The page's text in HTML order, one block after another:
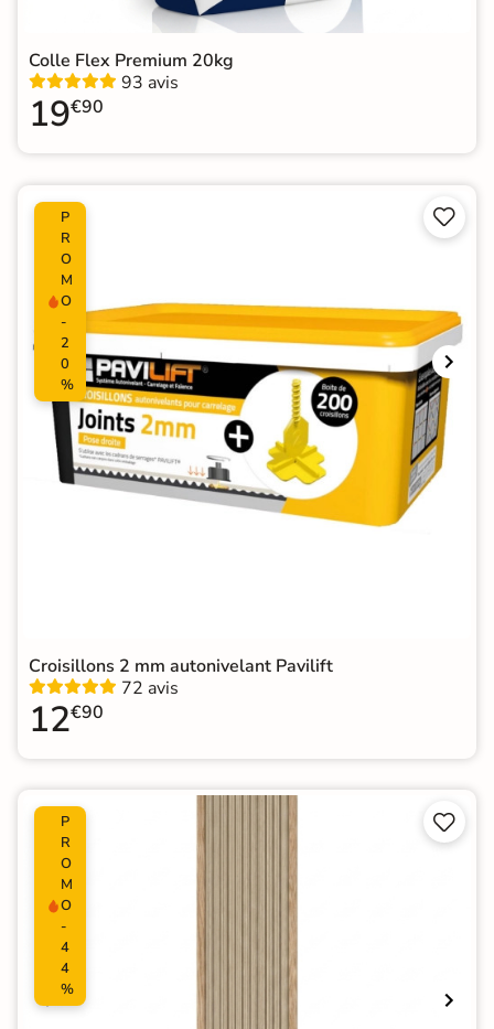
Colle Flex Premium 20kg
93 avis
19€90
P
R
O
M
O
-
2
0
%


Croisillons 2 mm autonivelant Pavilift
72 avis
12€90
P
R
O
M
O
-
4
4
%

